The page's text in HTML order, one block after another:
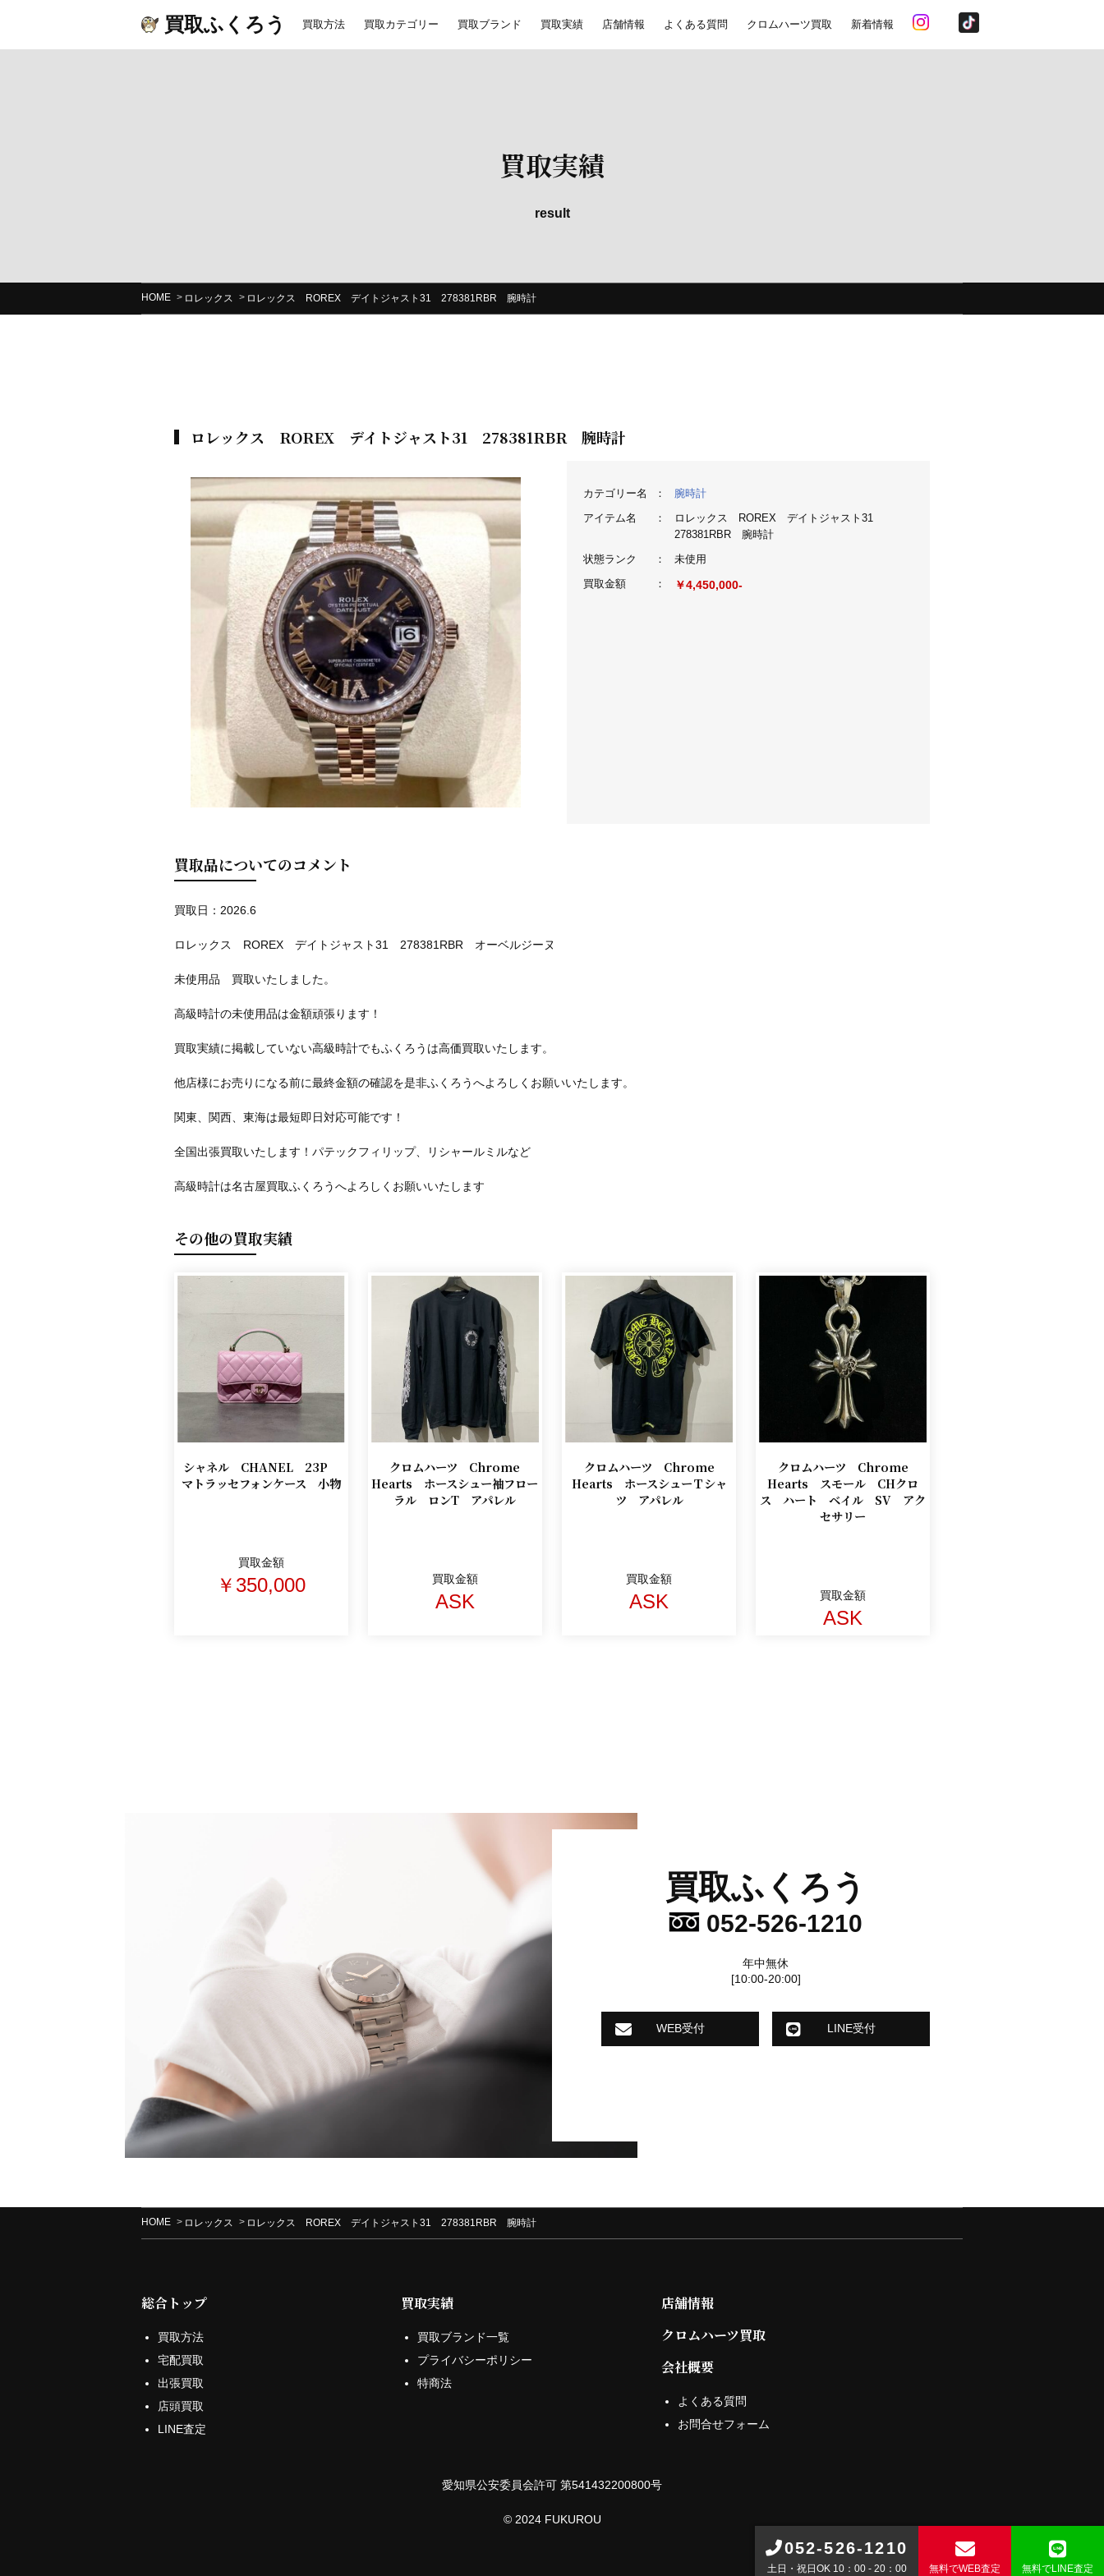
買取ふくろう 買取方法 買取カテゴリー 買取ブランド 買取実績 店舗情報 よくある質問 クロムハーツ買取 新着情報
買取実績
result
HOME ロレックス ロレックス ROREX デイトジャスト31 278381RBR 腕時計
ロレックス ROREX デイトジャスト31 278381RBR 腕時計
カテゴリー名 ：
腕時計
アイテム名
：
ロレックス ROREX デイトジャスト31
278381RBR 腕時計
状態ランク
：
未使用
買取金額
： ￥4,450,000-
買取品についてのコメント
買取日：2026.6
ロレックス ROREX デイトジャスト31 278381RBR オーベルジーヌ
未使用品 買取いたしました。
高級時計の未使用品は金額頑張ります！
買取実績に掲載していない高級時計でもふくろうは高価買取いたします。
他店様にお売りになる前に最終金額の確認を是非ふくろうへよろしくお願いいたします。
関東、関西、東海は最短即日対応可能です！
全国出張買取いたします！パテックフィリップ、リシャールミルなど
高級時計は名古屋買取ふくろうへよろしくお願いいたします
その他の買取実績
シャネル CHANEL 23P
マトラッセフォンケース 小物
買取金額
￥350,000
クロムハーツ Chrome
Hearts ホースシュー袖フロー
ラル ロンT アパレル
買取金額
ASK
クロムハーツ Chrome
Hearts ホースシューＴシャ
ツ アパレル
買取金額
ASK
クロムハーツ Chrome
Hearts スモール CHクロ
ス ハート ベイル SV アク
セサリー
買取金額
ASK
買取ふくろう
052-526-1210
年中無休
[10:00-20:00]
WEB受付 LINE受付
HOME ロレックス ロレックス ROREX デイトジャスト31 278381RBR 腕時計
総合トップ
買取方法
宅配買取
出張買取
店頭買取
LINE査定
買取実績
買取ブランド一覧
プライバシーポリシー
特商法
店舗情報
クロムハーツ買取
会社概要
よくある質問
お問合せフォーム
愛知県公安委員会許可 第541432200800号
© 2024 FUKUROU
052-526-1210
土日・祝日OK 10：00 - 20：00 無料でWEB査定 無料でLINE査定